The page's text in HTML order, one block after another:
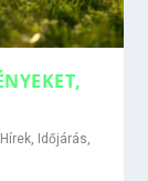
Hírek, Időjárás,